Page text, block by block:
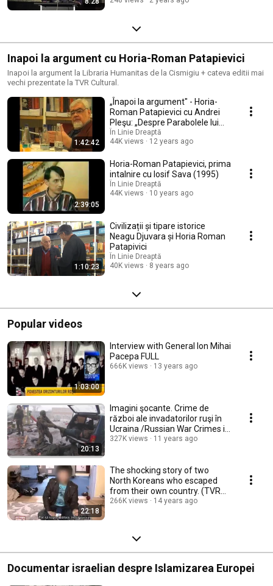
Inapoi la argument cu Horia-Roman Patapievici
Inapoi la argument la Libraria Humanitas de la Cismigiu + cateva editii mai
vechi prezentate la TVR Cultural.
1:42:42
„Înapoi la argument" - Horia-
Roman Patapievici cu Andrei
Pleşu: „Despre Parabolele lui
Iisus".
În Linie Dreaptă
44K views
12 years ago
2:39:05
Horia-Roman Patapievici, prima
intalnire cu Iosif Sava (1995)
În Linie Dreaptă
44K views
10 years ago
1:10:23
Civilizații și tipare istorice
Neagu Djuvara și Horia Roman
Patapivici
În Linie Dreaptă
40K views
8 years ago
Popular videos
1:03:00
Interview with General Ion Mihai
Pacepa FULL
666K views 13 years ago
20:13
Imagini şocante. Crime de
război ale invadatorilor ruşi în
Ucraina /Russian War Crimes in
Ukraine
327K views 11 years ago
22:18
The shocking story of two
North Koreans who escaped
from their own country. (TVR
report)
266K views 14 years ago
Documentar israelian despre Islamizarea Europei